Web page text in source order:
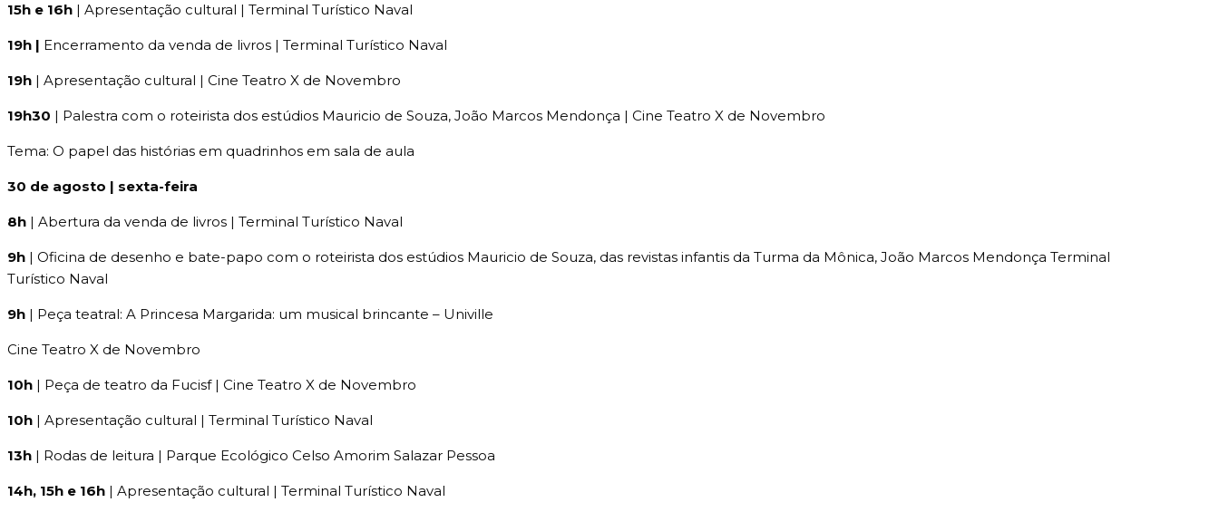
15h e 16h | Apresentação cultural | Terminal Turístico Naval
19h | Encerramento da venda de livros | Terminal Turístico Naval
19h | Apresentação cultural | Cine Teatro X de Novembro
19h30 | Palestra com o roteirista dos estúdios Mauricio de Souza, João Marcos Mendonça | Cine Teatro X de Novembro
Tema: O papel das histórias em quadrinhos em sala de aula
30 de agosto | sexta-feira
8h | Abertura da venda de livros | Terminal Turístico Naval
9h | Oficina de desenho e bate-papo com o roteirista dos estúdios Mauricio de Souza, das revistas infantis da Turma da Mônica, João Marcos Mendonça Terminal
Turístico Naval
9h | Peça teatral: A Princesa Margarida: um musical brincante – Univille
Cine Teatro X de Novembro
10h | Peça de teatro da Fucisf | Cine Teatro X de Novembro
10h | Apresentação cultural | Terminal Turístico Naval
13h | Rodas de leitura | Parque Ecológico Celso Amorim Salazar Pessoa
14h, 15h e 16h | Apresentação cultural | Terminal Turístico Naval